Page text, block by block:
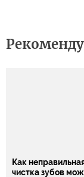
Как
чистка зубов